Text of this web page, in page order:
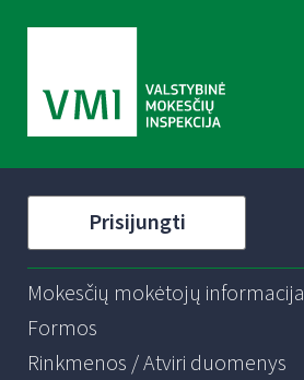
Prisijungti
Mokesčių mokėtojų informacija
Formos
Rinkmenos / Atviri duomenys